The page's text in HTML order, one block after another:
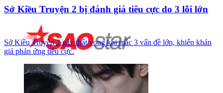
Sở Kiều Truyện 2 bị đánh giá tiêu cực do 3 lỗi lớn
Sở Kiều Truyện 2 gây thất vọng khi mắc 3 vấn đề lớn, khiến khán
giả phản ứng tiêu cực.